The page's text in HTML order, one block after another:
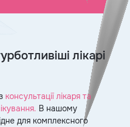
лікарі
консультації лікаря та
В нашому
для комплексного